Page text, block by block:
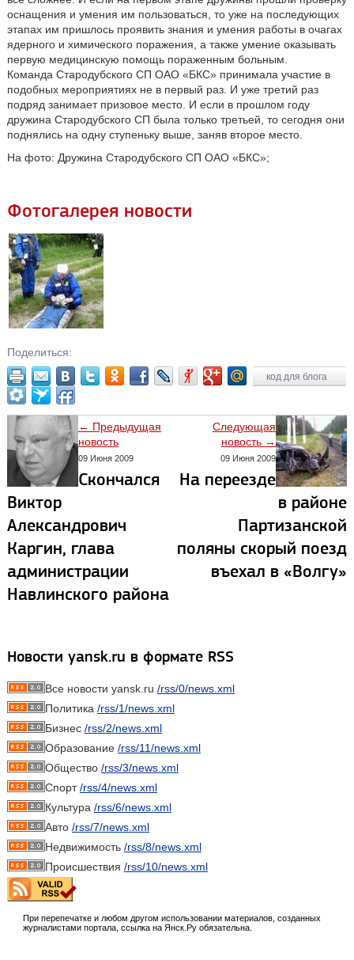
оснащения и умения им пользоваться, то уже на последующих
этапах им пришлось проявить знания и умения работы в очагах
ядерного и химического поражения, а также умение оказывать
первую медицинскую помощь пораженным больным.
Команда Стародубского СП ОАО «БКС» принимала участие в
подобных мероприятиях не в первый раз. И уже третий раз
подряд занимает призовое место. И если в прошлом году
дружина Стародубского СП была только третьей, то сегодня они
поднялись на одну ступеньку выше, заняв второе место.
На фото: Дружина Стародубского СП ОАО «БКС»;
Фотогалерея новости
Поделиться:
код для блога
← Предыдущая
новость
09 Июня 2009
Скончался
Виктор
Александрович
Каргин, глава
администрации
Навлинского района
Следующая
новость →
09 Июня 2009
На переезде
в районе
Партизанской
поляны скорый поезд
въехал в «Волгу»
Новости yansk.ru в формате RSS
Все новости yansk.ru /rss/0/news.xml
Политика /rss/1/news.xml
Бизнес /rss/2/news.xml
Образование /rss/11/news.xml
Общество /rss/3/news.xml
Спорт/rss/4/news.xml
Культура /rss/6/news.xml
Авто /rss/7/news.xml
Недвижимость /rss/8/news.xml
Происшествия /rss/10/news.xml
При перепечатке и любом другом использовании материалов, созданных
журналистами портала, ссылка на Янск.Ру обязательна.